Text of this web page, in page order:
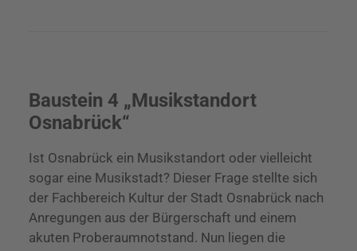
Baustein 4 „Musikstandort
Osnabrück“
Ist Osnabrück ein Musikstandort oder vielleicht
sogar eine Musikstadt? Dieser Frage stellte sich
der Fachbereich Kultur der Stadt Osnabrück nach
Anregungen aus der Bürgerschaft und einem
akuten Proberaumnotstand. Nun liegen die